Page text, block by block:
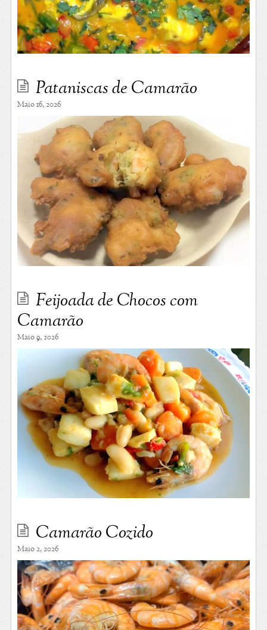
Pataniscas de Camarão
Maio 16, 2026
Feijoada de Chocos com
Camarão
Maio 9, 2026
Camarão Cozido
Maio 2, 2026